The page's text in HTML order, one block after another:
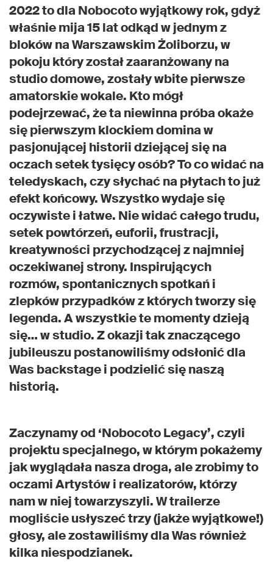
2022 to dla Nobocoto wyjątkowy rok, gdyż
właśnie mija 15 lat odkąd w jednym z
bloków na Warszawskim Żoliborzu, w
pokoju który został zaaranżowany na
studio domowe, zostały wbite pierwsze
amatorskie wokale. Kto mógł
podejrzewać, że ta niewinna próba okaże
się pierwszym klockiem domina w
pasjonującej historii dziejącej się na
oczach setek tysięcy osób? To co widać na
teledyskach, czy słychać na płytach to już
efekt końcowy. Wszystko wydaje się
oczywiste i łatwe. Nie widać całego trudu,
setek powtórzeń, euforii, frustracji,
kreatywności przychodzącej z najmniej
oczekiwanej strony. Inspirujących
rozmów, spontanicznych spotkań i
zlepków przypadków z których tworzy się
legenda. A wszystkie te momenty dzieją
się… w studio. Z okazji tak znaczącego
jubileuszu postanowiliśmy odsłonić dla
Was backstage i podzielić się naszą
historią.
Zaczynamy od ‘Nobocoto Legacy’, czyli
projektu specjalnego, w którym pokażemy
jak wyglądała nasza droga, ale zrobimy to
oczami Artystów i realizatorów, którzy
nam w niej towarzyszyli. W trailerze
mogliście usłyszeć trzy (jakże wyjątkowe!)
głosy, ale zostawiliśmy dla Was również
kilka niespodzianek.